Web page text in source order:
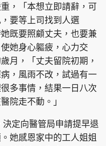
，「本想立即請辭，可
要等上司找到人選
既要照顧丈夫，也要兼
她身心軀疲，心力交
月，「丈夫留院初期，
，風雨不改，試過有一
多事情，結果一日八次
院走不動。」
定向醫管局申請提早退
她感恩家中的工人姐姐